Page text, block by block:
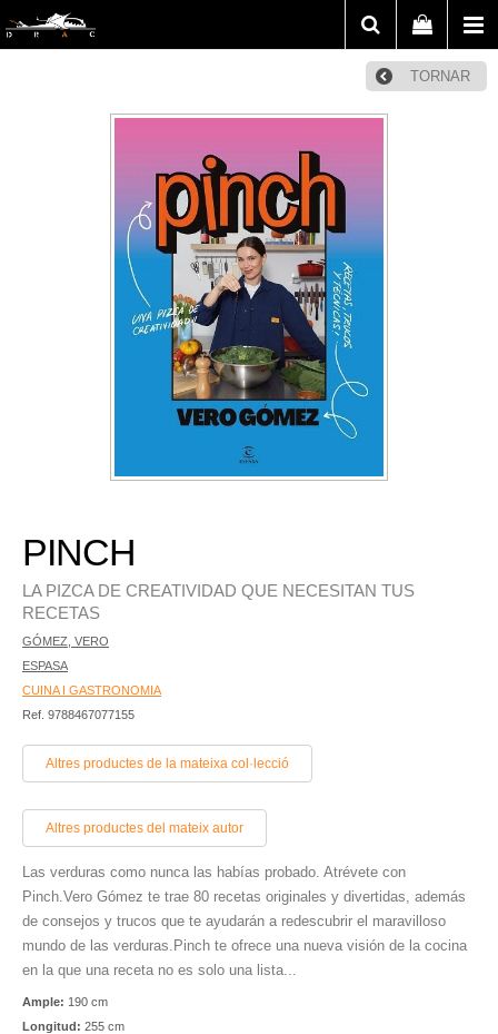
TORNAR
PINCH
LA PIZCA DE CREATIVIDAD QUE NECESITAN TUS
RECETAS
GÓMEZ, VERO
ESPASA
CUINA I GASTRONOMIA
Ref. 9788467077155
Altres productes de la mateixa col·lecció
Altres productes del mateix autor
Las verduras como nunca las habías probado. Atrévete con
Pinch.Vero Gómez te trae 80 recetas originales y divertidas, además
de consejos y trucos que te ayudarán a redescubrir el maravilloso
mundo de las verduras.Pinch te ofrece una nueva visión de la cocina
en la que una receta no es solo una lista...
Ample: 190 cm
Longitud: 255 cm